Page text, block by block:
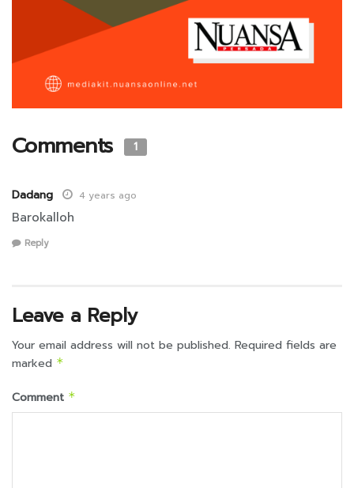
Comments 1
Dadang 4 years ago
Barokalloh
Reply
Leave a Reply
Your email address will not be published. Required fields are
marked *
Comment *